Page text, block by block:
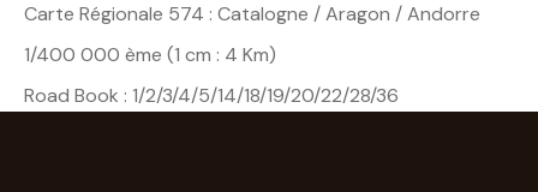
Carte Régionale 574 : Catalogne / Aragon / Andorre
1/400 000 ème (1 cm : 4 Km)
Road Book : 1/2/3/4/5/14/18/19/20/22/28/36